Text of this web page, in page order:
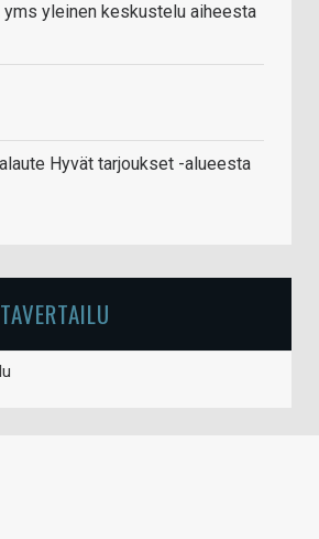
yms yleinen keskustelu aiheesta
Hyvät tarjoukset -alueesta